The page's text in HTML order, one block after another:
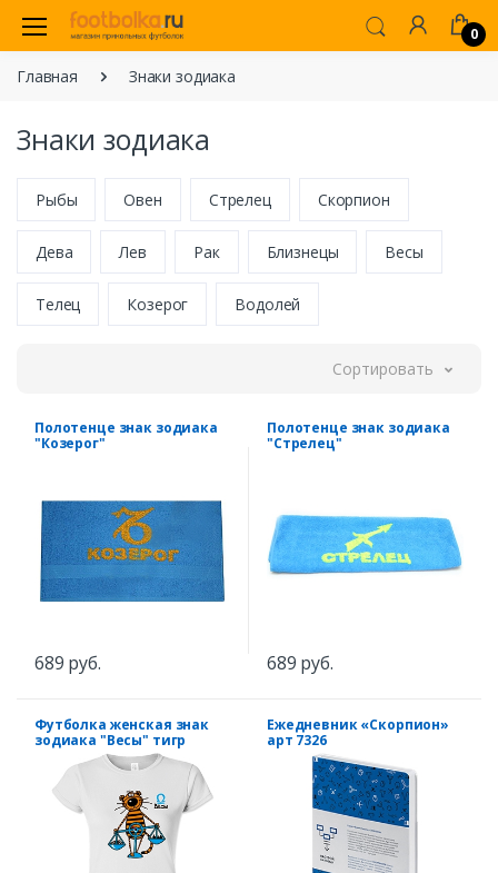
0
Главная Знаки зодиака
Знаки зодиака
Рыбы Овен Стрелец Скорпион
Дева Лев Рак Близнецы Весы
Телец Козерог Водолей
Сортировать
Полотенце знак зодиака
"Козерог"
689 руб.
Полотенце знак зодиака
"Стрелец"
689 руб.
Футболка женская знак
зодиака "Весы" тигр
Ежедневник «Скорпион»
арт 7326